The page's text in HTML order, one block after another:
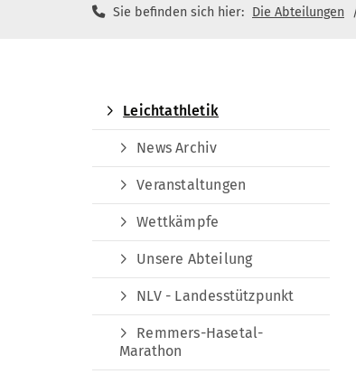
Sie befinden sich hier: Die Abteilungen
Leichtathletik
News Archiv
Veranstaltungen
Wettkämpfe
Unsere Abteilung
NLV - Landesstützpunkt
Remmers-Hasetal-
Marathon